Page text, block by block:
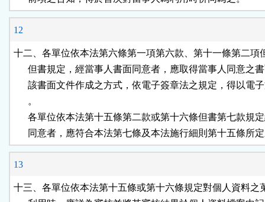
12
十二、各單位依本法第六條第一項第六款、第十一條第二項
但書規定，經當事人書面同意者，應取得當事人同意之
該書面文件作成之方式，依電子簽章法之規定，得以電
      。
各單位依本法第十五條第二款或第十六條但書第七款規
同意者，應符合本法第七條及本法施行細則第十五條所
13
十三、各單位依本法第十五條或第十六條規定對個人資料之